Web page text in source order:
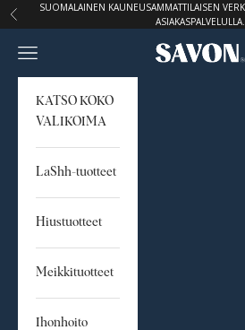
Siirry sisältöön
Edellinen
SUOMALAINEN KAUNEUSAMMATTILAISEN
ASIAKASPALVELULLA.
STUDIO SAVON
Avaa navigointivalikko
KATSO KOKO
VALIKOIMA
LaShh-tuotteet
Hiustuotteet
Meikkituotteet
Ihonhoito